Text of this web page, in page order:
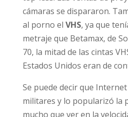
en top-less. Las ventas de
las cámaras se dispararon.
asociado al porno el
VHS
,
capacidad de metraje que
finales de los 70, la mitad
contenido para adultos.
Se puede decir que